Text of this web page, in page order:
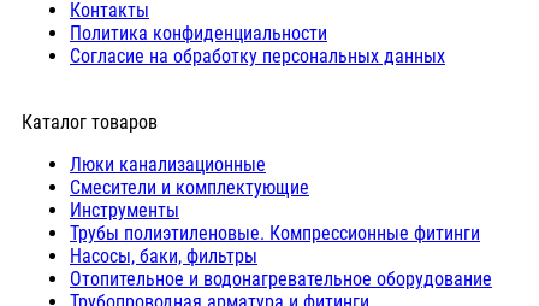
Контакты
Политика конфиденциальности
Согласие на обработку персональных данных
Каталог товаров
Люки канализационные
Cмесители и комплектующие
Инструменты
Трубы полиэтиленовые. Компрессионные фитинги
Насосы, баки, фильтры
Отопительное и водонагревательное оборудование